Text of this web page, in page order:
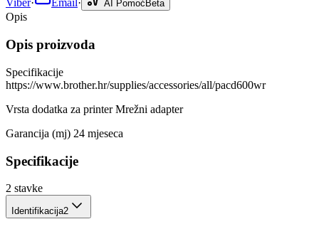
Viber· Email· AI Pomoć Beta
Opis
Opis proizvoda
Specifikacije
https://www.brother.hr/supplies/accessories/all/pacd600wr
Vrsta dodatka za printer Mrežni adapter
Garancija (mj) 24 mjeseca
Specifikacije
2 stavke
Identifikacija2